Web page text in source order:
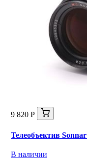
9 820 Р
Телеобъектив
В наличии